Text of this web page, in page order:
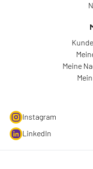
Meine
Instagram
LinkedIn